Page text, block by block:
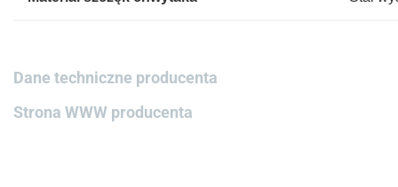
Dane techniczne producenta
Strona WWW producenta